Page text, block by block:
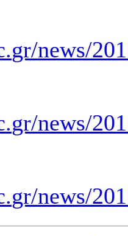
.gr/news/
.gr/news/
.gr/news/